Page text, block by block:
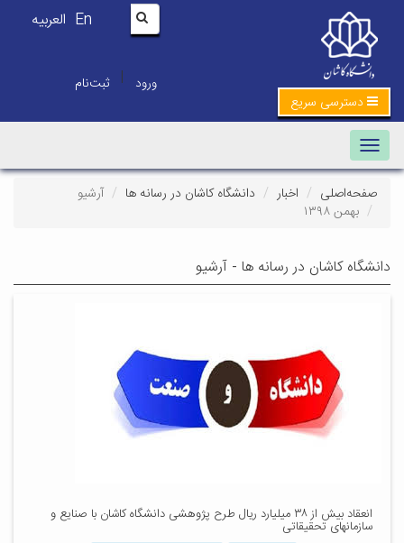
En العربیه
ورود | ثبت‌نام
دسترسی سریع
Toggle navigation
صفحه‌اصلی اخبار دانشگاه کاشان در رسانه ها
آرشیو
بهمن ۱۳۹۸
دانشگاه کاشان در رسانه ها - آرشیو
انعقاد بیش از ۳۸ میلیارد ریال طرح پژوهشی دانشگاه کاشان با صنایع و
سازمانهای تحقیقاتی